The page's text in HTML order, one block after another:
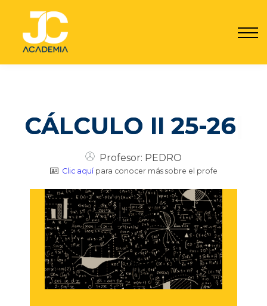
CÁLCULO II 25-26
Profesor: PEDRO
Clic aquípara conocer más sobre el profe